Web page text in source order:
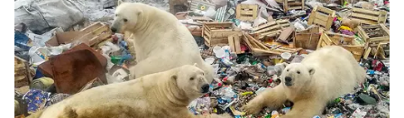
से अधिक कार्यकर्ताओं और एक्टिविस्ट्स को गिरफ्तार
किया जा चुका है।'
एमनेस्टी इंटरनेशनल ने की निंदा